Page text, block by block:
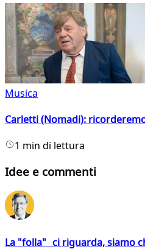
Musica
Carletti (Nomadi):
1 min di lettura
Idee e commenti
La "folla" ci riguarda, siamo